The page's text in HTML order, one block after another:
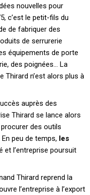
nouvelles pour
c’est le petit-fils du
de fabriquer des
de serrurerie
équipements de porte
des poignées… La
Thirard n’est alors plus à
auprès des
Thirard se lance alors
des outils
peu de temps, les
et l’entreprise poursuit
Thirard reprend la
l’entreprise à l’export